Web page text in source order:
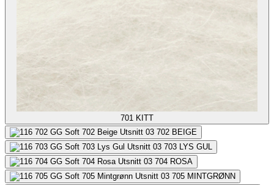
701 KITT
702 BEIGE
703 LYS GUL
704 ROSA
705 MINTGRØNN